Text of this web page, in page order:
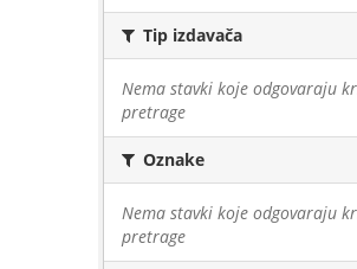
Tip izdavača
Nema stavki koje odgovaraju
pretrage
Oznake
Nema stavki koje odgovaraju
pretrage